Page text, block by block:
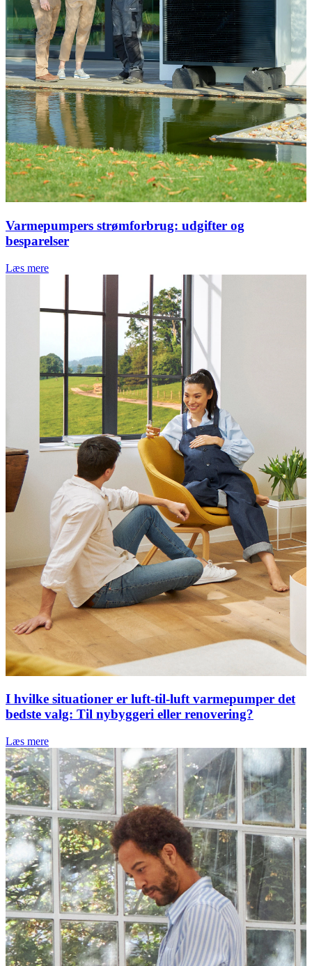
Varmepumpers strømforbrug: udgifter og
besparelser
Læs mere
I hvilke situationer er luft-til-luft varmepumper det
bedste valg: Til nybyggeri eller renovering?
Læs mere